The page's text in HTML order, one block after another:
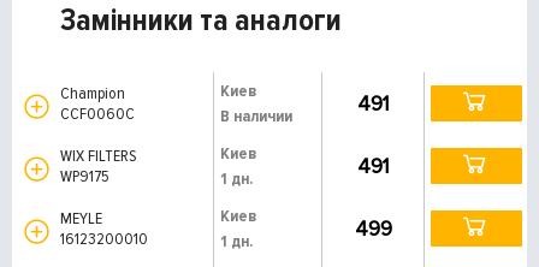
Замінники та аналоги
Champion
CCF0060C
Киев
В наличии
491
WIX FILTERS
WP9175
Киев
1 дн.
491
MEYLE
16123200010
Киев
1 дн.
499